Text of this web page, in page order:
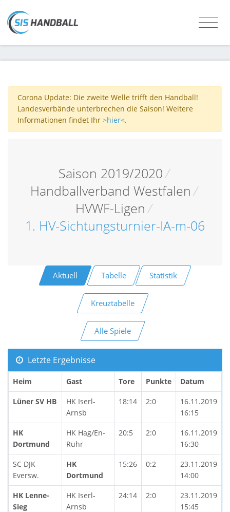
Corona Update: Die zweite Welle trifft den Handball!
Landesverbände unterbrechen die Saison! Weitere
Informationen findet Ihr >hier<.
Saison 2019/2020/
Handballverband Westfalen/
HVWF-Ligen /
1. HV-Sichtungsturnier-IA-m-06
Aktuell Tabelle Statistik
Kreuztabelle
Alle Spiele
Letzte Ergebnisse
Heim Gast Tore Punkte Datum
Lüner SV HB
HK Iserl-
Arnsb
18:14 2:0
16.11.2019
16:15
HK
Dortmund
HK Hag/En-
Ruhr
20:5 2:0
16.11.2019
16:30
SC DJK
Eversw.
HK
Dortmund
15:26 0:2
23.11.2019
14:00
HK Lenne-
Sieg
HK Iserl-
Arnsb
24:14 2:0
23.11.2019
15:45